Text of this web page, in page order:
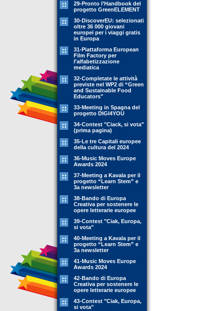
29-Pronto l’Handbook del
progetto GreenELEMENT
30-DiscoverEU: selezionati
oltre 36 000 giovani
europei per i viaggi gratis
in Europa
31-Piattaforma European
Film Factory per
l’alfabetizzazione
mediatica
32-Completate le attività
previste nel WP2 di “Green
and Sustainable Food
Educators"
33-Meeting in Spagna del
progetto DIGI4YOU
34-Contest "Ciack, si vota"
(prima pagina)
35-Le tre Capitali europee
della cultura del 2024
36-Music Moves Europe
Awards 2024
37-Meeting a Kavala per il
progetto “Learn Stem” e
3a newsletter
38-Bando di Europa
Creativa per sostenere le
opere letterarie europee
39-Contest "Ciak, Europa,
si vota"
40-Meeting a Kavala per il
progetto “Learn Stem” e
3a newsletter
41-Music Moves Europe
Awards 2024
42-Bando di Europa
Creativa per sostenere le
opere letterarie europee
43-Contest "Ciak, Europa,
si vota"